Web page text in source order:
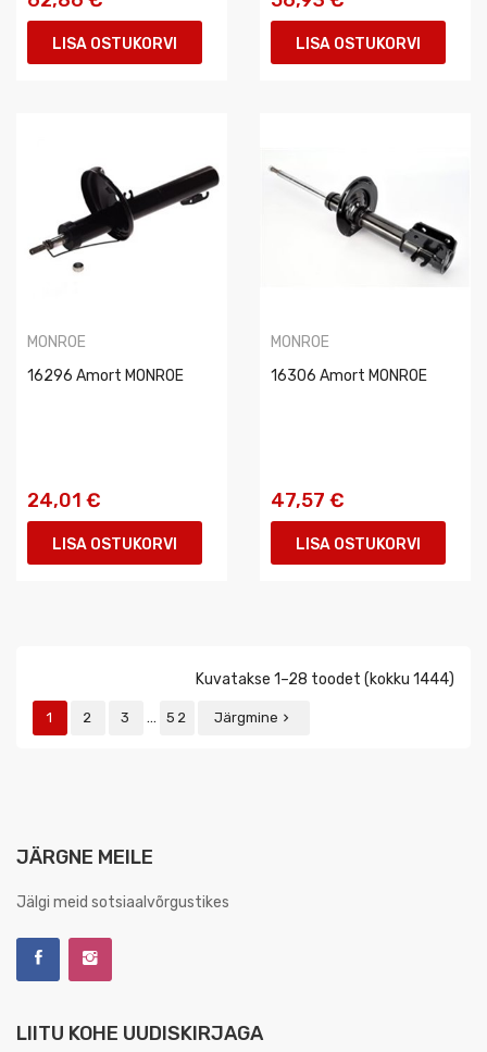
LISA OSTUKORVI LISA OSTUKORVI
MONROE
16296 Amort MONROE
24,01 €
LISA OSTUKORVI
MONROE
16306 Amort MONROE
47,57 €
LISA OSTUKORVI
Kuvatakse 1–28 toodet (kokku 1444)
1 2 3 … 52 Järgmine 
JÄRGNE MEILE
Jälgi meid sotsiaalvõrgustikes
LIITU KOHE UUDISKIRJAGA